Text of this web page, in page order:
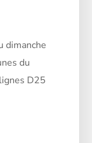
dimanche
du
D25